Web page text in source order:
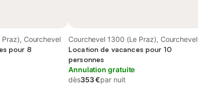
Courchevel
pour 8
Courchevel 1300 (Le Praz), Courchevel
Location de vacances pour 10
personnes
Annulation gratuite
dès353 €par nuit